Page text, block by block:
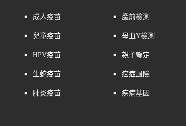
成人疫苗
兒童疫苗
HPV疫苗
生蛇疫苗
肺炎疫苗
產前檢測
母血Y檢測
親子鑒定
癌症風險
疾病基因